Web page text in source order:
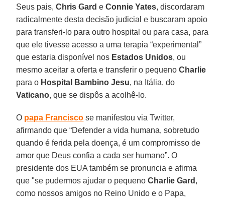
Seus pais,Chris Gard eConnie Yates, discordaram
radicalmente desta decisão judicial e buscaram apoio
para transferi-lo para outro hospital ou para casa, para
que ele tivesse acesso a uma terapia “experimental”
que estaria disponível nos Estados Unidos, ou
mesmo aceitar a oferta e transferir o pequenoCharlie
para o Hospital Bambino Jesu, na Itália, do
Vaticano, que se dispôs a acolhê-lo.
O papa Francisco se manifestou via Twitter,
afirmando que “Defender a vida humana, sobretudo
quando é ferida pela doença, é um compromisso de
amor que Deus confia a cada ser humano”. O
presidente dos EUA também se pronuncia e afirma
que "se pudermos ajudar o pequenoCharlie Gard ,
como nossos amigos no Reino Unido e o Papa,